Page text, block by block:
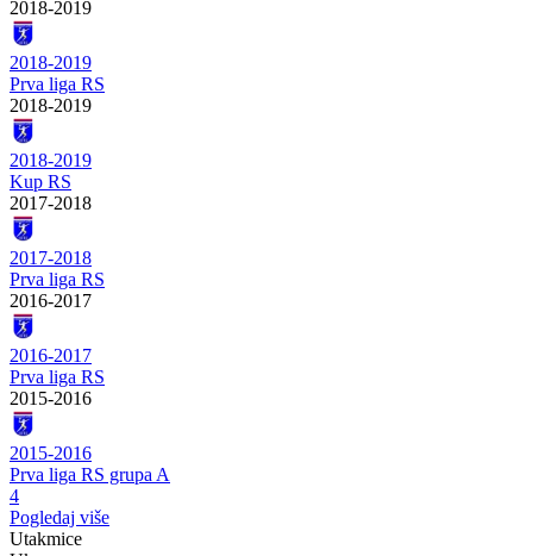
2018-2019
2018-2019
Prva liga RS
2018-2019
2018-2019
Kup RS
2017-2018
2017-2018
Prva liga RS
2016-2017
2016-2017
Prva liga RS
2015-2016
2015-2016
Prva liga RS grupa A
4
Pogledaj više
Utakmice